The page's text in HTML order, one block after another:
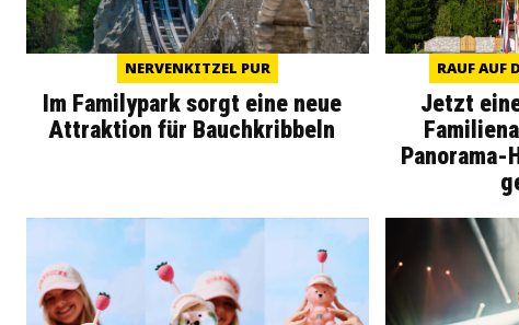
NERVENKITZEL PUR
Im Familypark sorgt eine neue
Attraktion für Bauchkribbeln
RAUF AUF
Jetzt
Panorama-